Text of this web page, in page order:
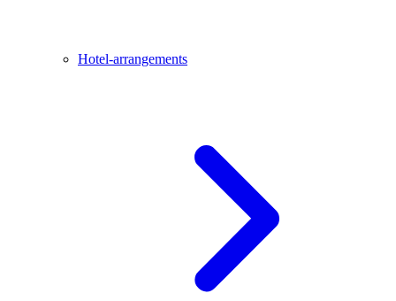
Hotel-arrangements